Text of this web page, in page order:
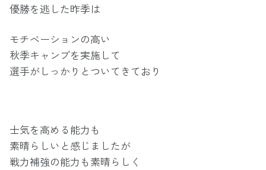
優勝を逃した昨季は
モチベーションの高い
秋季キャンプを実施して
選手がしっかりとついてきており
士気を高める能力も
素晴らしいと感じましたが
戦力補強の能力も素晴らしく